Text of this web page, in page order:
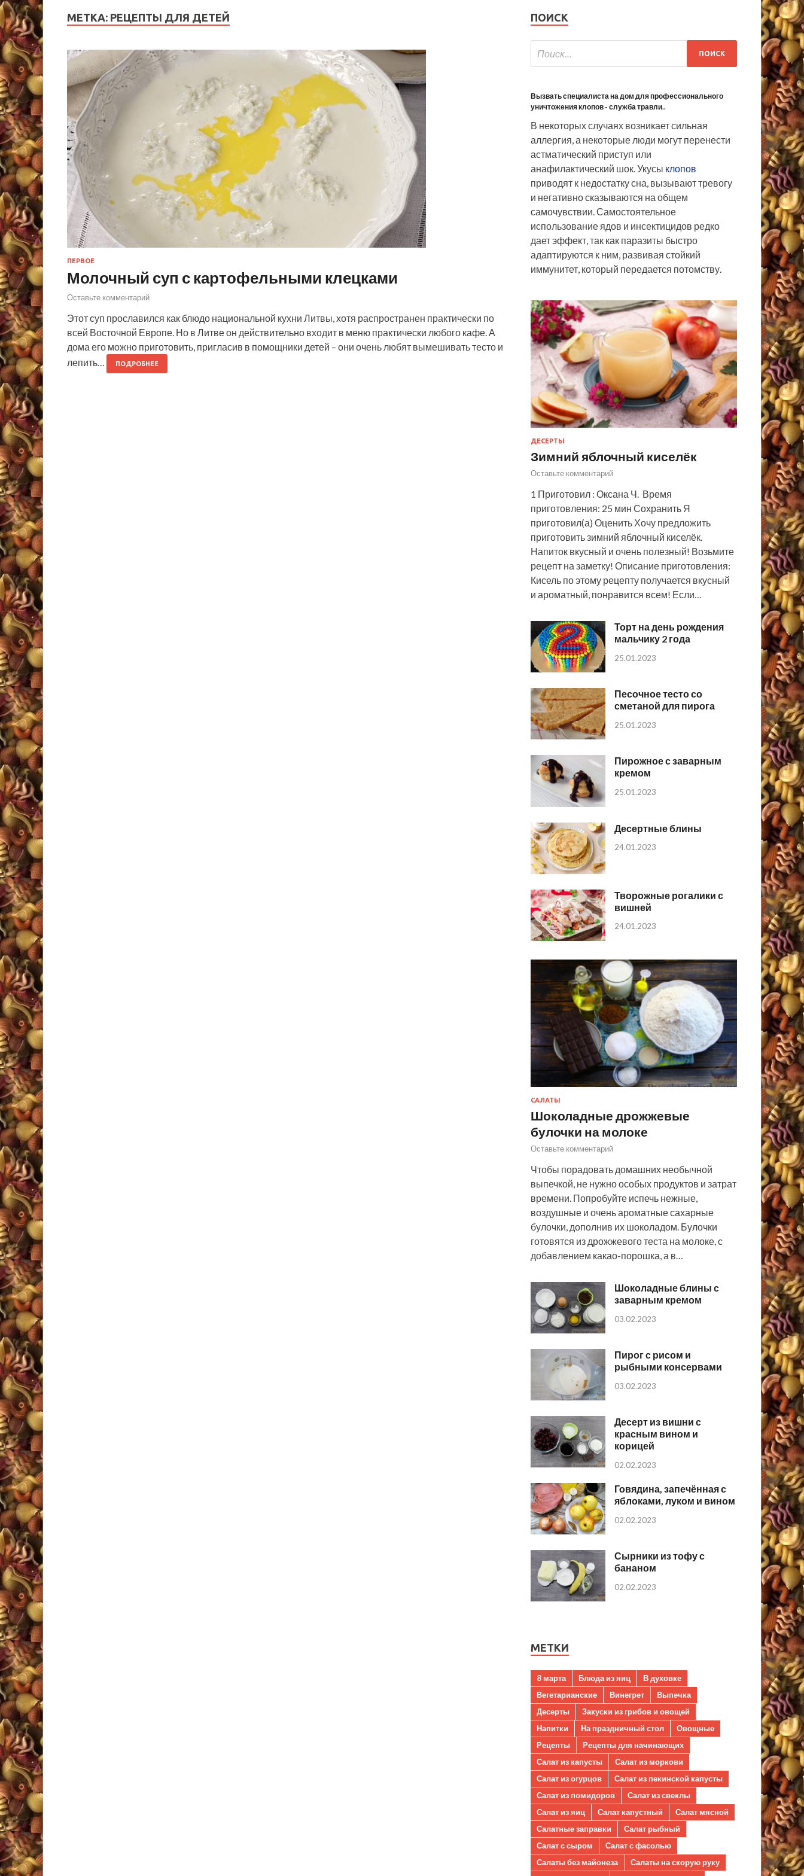
МЕТКА: РЕЦЕПТЫ ДЛЯ ДЕТЕЙ
ПЕРВОЕ
Молочный суп с картофельными клецками
Оставьте комментарий
Этот суп прославился как блюдо национальной кухни Литвы, хотя распространен практически по
всей Восточной Европе. Но в Литве он действительно входит в меню практически любого кафе. А
дома его можно приготовить, пригласив в помощники детей – они очень любят вымешивать тесто и
лепить…
ПОДРОБНЕЕ
ПОИСК
Вызвать специалиста на дом для профессионального
уничтожения клопов - служба травли..
В некоторых случаях возникает сильная
аллергия, а некоторые люди могут перенести
астматический приступ или
анафилактический шок. Укусы клопов
приводят к недостатку сна, вызывают тревогу
и негативно сказываются на общем
самочувствии. Самостоятельное
использование ядов и инсектицидов редко
дает эффект, так как паразиты быстро
адаптируются к ним, развивая стойкий
иммунитет, который передается потомству.
ДЕСЕРТЫ
Зимний яблочный киселёк
Оставьте комментарий
1 Приготовил : Оксана Ч. Время
приготовления: 25 мин Сохранить Я
приготовил(а) Оценить Хочу предложить
приготовить зимний яблочный киселёк.
Напиток вкусный и очень полезный! Возьмите
рецепт на заметку! Описание приготовления:
Кисель по этому рецепту получается вкусный
и ароматный, понравится всем! Если…
Торт на день рождения
мальчику 2 года
25.01.2023
Песочное тесто со
сметаной для пирога
25.01.2023
Пирожное с заварным
кремом
25.01.2023
Десертные блины
24.01.2023
Творожные рогалики с
вишней
24.01.2023
САЛАТЫ
Шоколадные дрожжевые
булочки на молоке
Оставьте комментарий
Чтобы порадовать домашних необычной
выпечкой, не нужно особых продуктов и затрат
времени. Попробуйте испечь нежные,
воздушные и очень ароматные сахарные
булочки, дополнив их шоколадом. Булочки
готовятся из дрожжевого теста на молоке, с
добавлением какао-порошка, а в…
Шоколадные блины с
заварным кремом
03.02.2023
Пирог с рисом и
рыбными консервами
03.02.2023
Десерт из вишни с
красным вином и
корицей
02.02.2023
Говядина, запечённая с
яблоками, луком и вином
02.02.2023
Сырники из тофу с
бананом
02.02.2023
МЕТКИ
8 марта Блюда из яиц
В духовке
Вегетарианские
Винегрет
Выпечка
Десерты
Закуски из грибов и овощей
Напитки
На праздничный стол
Овощные
Рецепты
Рецепты для начинающих
Салат из капусты
Салат из моркови
Салат из огурцов
Салат из пекинской капусты
Салат из помидоров
Салат из свеклы
Салат из яиц
Салат капустный
Салат мясной
Салатные заправки
Салат рыбный
Салат с сыром
Салат с фасолью
Салаты без майонеза
Салаты на скорую руку